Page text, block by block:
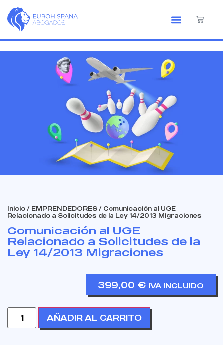
Inicio / EMPRENDEDORES / Comunicación al UGE
Relacionado a Solicitudes de la Ley 14/2013 Migraciones
Comunicación al UGE
Relacionado a Solicitudes de la
Ley 14/2013 Migraciones
399,00 € IVA INCLUIDO
AÑADIR AL CARRITO